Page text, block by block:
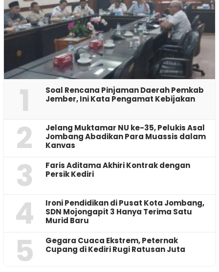
1
‎Soal Rencana Pinjaman Daerah Pemkab
Jember, Ini Kata Pengamat Kebijakan ‎
2
Jelang Muktamar NU ke-35, Pelukis Asal
Jombang Abadikan Para Muassis dalam
Kanvas
3
Faris Aditama Akhiri Kontrak dengan
Persik Kediri
4
Ironi Pendidikan di Pusat Kota Jombang,
SDN Mojongapit 3 Hanya Terima Satu
Murid Baru
5
‎Gegara Cuaca Ekstrem, Peternak
Cupang di Kediri Rugi Ratusan Juta